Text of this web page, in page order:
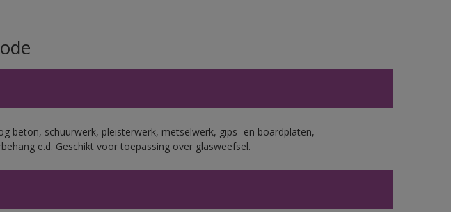
beton, schuurwerk, pleisterwerk, metselwerk, gips- en boardplaten,
e.d. Geschikt voor toepassing over glasweefsel.